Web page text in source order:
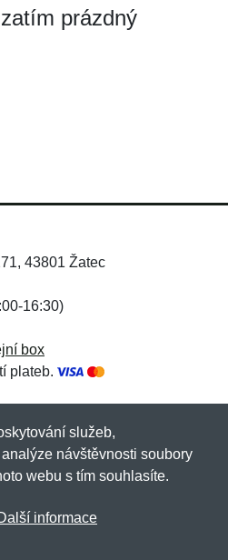
prázdný
43801 Žatec
16:30)
box
plateb.
let s vámi)Netnakup.cz
služeb,
návštěvnosti soubory
webu s tím souhlasíte.
informace